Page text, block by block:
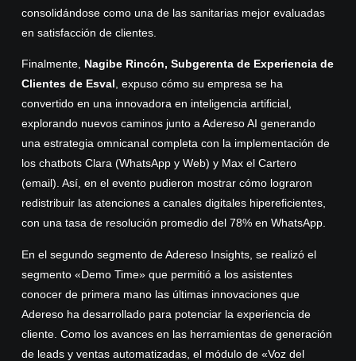
consolidándose como una de las sanitarias mejor evaluadas
en satisfacción de clientes.
Finalmente, Nagibe Rincón, Subgerenta de Experiencia de
Clientes de Esval , expuso cómo su empresa se ha
convertido en una innovadora en inteligencia artificial,
explorando nuevos caminos junto a Adereso AI generando
una estrategia omnicanal completa con la implementación de
los chatbots Clara (WhatsApp y Web) y Max el Cartero
(email). Así, en el evento pudieron mostrar cómo lograron
redistribuir las atenciones a canales digitales hipereficientes,
con una tasa de resolución promedio del 78% en WhatsApp.
En el segundo segmento de Adereso Insights, se realizó el
segmento «Demo Time» que permitió a los asistentes
conocer de primera mano las últimas innovaciones que
Adereso ha desarrollado para potenciar la experiencia de
cliente. Como los avances en las herramientas de generación
de leads y ventas automatizadas, el módulo de «Voz del